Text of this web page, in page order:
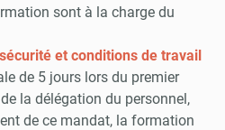
sont à la charge du
et conditions de travail
de 5 jours lors du premier
la délégation du personnel,
de ce mandat, la formation